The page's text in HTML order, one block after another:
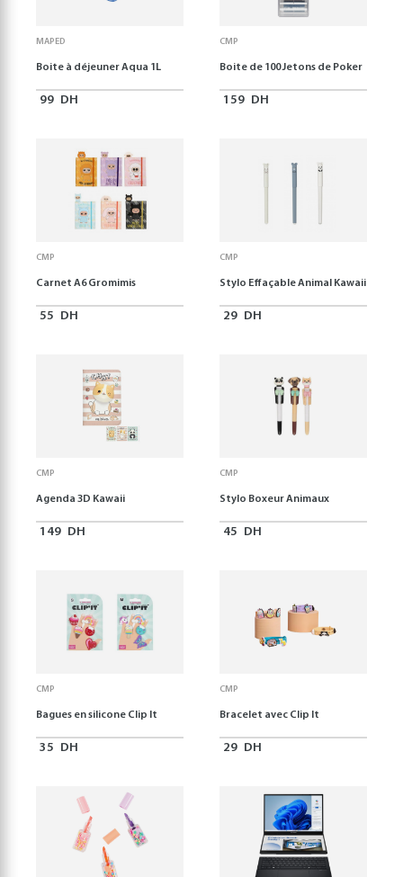
MAPED
Boite à déjeuner Aqua 1L
99 DH
CMP
Boite de 100 Jetons de Poker
159 DH
CMP
Carnet A6 Gromimis
55 DH
CMP
Stylo Effaçable Animal Kawaii
29 DH
CMP
Agenda 3D Kawaii
149 DH
CMP
Stylo Boxeur Animaux
45 DH
CMP
Bagues en silicone Clip It
35 DH
CMP
Bracelet avec Clip It
29 DH